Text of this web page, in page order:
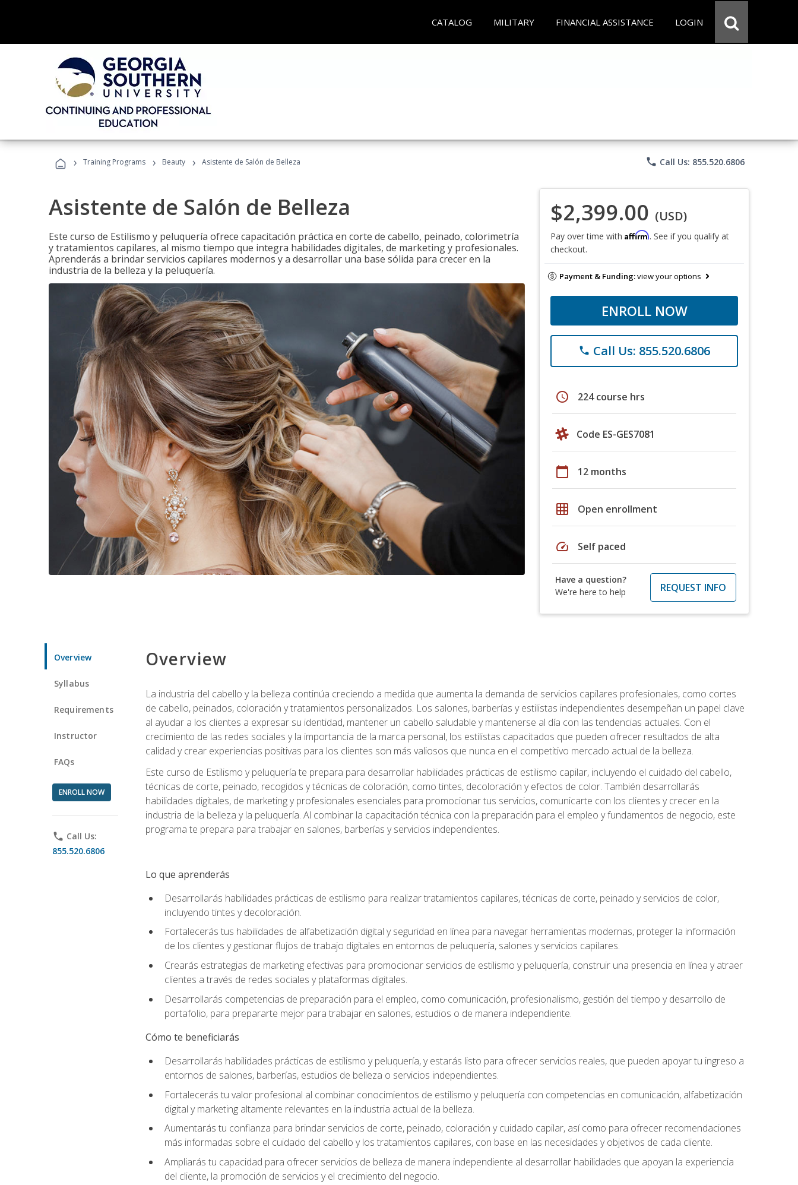
CATALOG MILITARY FINANCIAL ASSISTANCE LOGIN
› Training Programs › Beauty › Asistente de Salón de Belleza phone Call Us: 855.520.6806
Asistente de Salón de Belleza
Este curso de Estilismo y peluquería ofrece capacitación práctica en corte de cabello, peinado, colorimetría
y tratamientos capilares, al mismo tiempo que integra habilidades digitales, de marketing y profesionales.
Aprenderás a brindar servicios capilares modernos y a desarrollar una base sólida para crecer en la
industria de la belleza y la peluquería.
$2,399.00 (USD)
Pay over time with Affirm. See if you qualify at
checkout.
Payment & Funding:view your options
ENROLL NOW
phone Call Us: 855.520.6806
schedule 224 course hrs
Code ES-GES7081
calendar_today 12 months
grid_on Open enrollment
speed Self paced
Have a question?
We're here to help
REQUEST INFO
Overview
Syllabus
Requirements
Instructor
FAQs
ENROLL NOW
phone Call Us:
855.520.6806
Overview
La industria del cabello y la belleza continúa creciendo a medida que aumenta la demanda de servicios capilares profesionales, como cortes
de cabello, peinados, coloración y tratamientos personalizados. Los salones, barberías y estilistas independientes desempeñan un papel clave
al ayudar a los clientes a expresar su identidad, mantener un cabello saludable y mantenerse al día con las tendencias actuales. Con el
crecimiento de las redes sociales y la importancia de la marca personal, los estilistas capacitados que pueden ofrecer resultados de alta
calidad y crear experiencias positivas para los clientes son más valiosos que nunca en el competitivo mercado actual de la belleza.
Este curso de Estilismo y peluquería te prepara para desarrollar habilidades prácticas de estilismo capilar, incluyendo el cuidado del cabello,
técnicas de corte, peinado, recogidos y técnicas de coloración, como tintes, decoloración y efectos de color. También desarrollarás
habilidades digitales, de marketing y profesionales esenciales para promocionar tus servicios, comunicarte con los clientes y crecer en la
industria de la belleza y la peluquería. Al combinar la capacitación técnica con la preparación para el empleo y fundamentos de negocio, este
programa te prepara para trabajar en salones, barberías y servicios independientes.
Lo que aprenderás
Desarrollarás habilidades prácticas de estilismo para realizar tratamientos capilares, técnicas de corte, peinado y servicios de color,
incluyendo tintes y decoloración.
Fortalecerás tus habilidades de alfabetización digital y seguridad en línea para navegar herramientas modernas, proteger la información
de los clientes y gestionar flujos de trabajo digitales en entornos de peluquería, salones y servicios capilares.
Crearás estrategias de marketing efectivas para promocionar servicios de estilismo y peluquería, construir una presencia en línea y atraer
clientes a través de redes sociales y plataformas digitales.
Desarrollarás competencias de preparación para el empleo, como comunicación, profesionalismo, gestión del tiempo y desarrollo de
portafolio, para prepararte mejor para trabajar en salones, estudios o de manera independiente.
Cómo te beneficiarás
Desarrollarás habilidades prácticas de estilismo y peluquería, y estarás listo para ofrecer servicios reales, que pueden apoyar tu ingreso a
entornos de salones, barberías, estudios de belleza o servicios independientes.
Fortalecerás tu valor profesional al combinar conocimientos de estilismo y peluquería con competencias en comunicación, alfabetización
digital y marketing altamente relevantes en la industria actual de la belleza.
Aumentarás tu confianza para brindar servicios de corte, peinado, coloración y cuidado capilar, así como para ofrecer recomendaciones
más informadas sobre el cuidado del cabello y los tratamientos capilares, con base en las necesidades y objetivos de cada cliente.
Ampliarás tu capacidad para ofrecer servicios de belleza de manera independiente al desarrollar habilidades que apoyan la experiencia
del cliente, la promoción de servicios y el crecimiento del negocio.